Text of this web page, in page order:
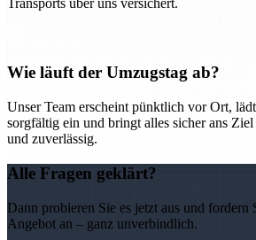
Wie läuft der Umzugstag ab?
Unser Team erscheint pünktlich vor Ort,
sorgfältig ein und bringt alles sicher ans
und zuverlässig.
Alle Fragen geklärt?
Dann probieren Sie es jetzt aus und
Angebot an – ganz unverbindlich.